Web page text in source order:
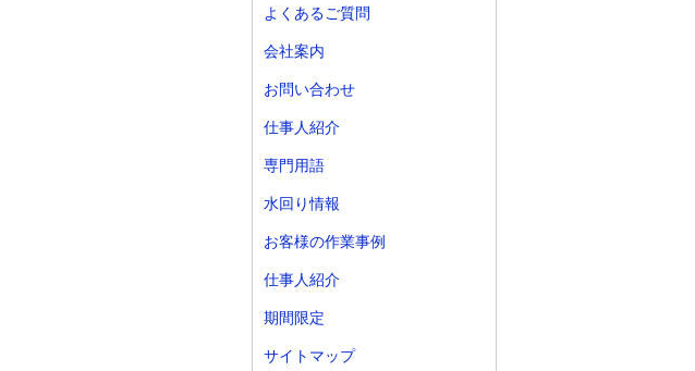
よくあるご質問
会社案内
お問い合わせ
仕事人紹介
専門用語
水回り情報
お客様の作業事例
仕事人紹介
期間限定
サイトマップ